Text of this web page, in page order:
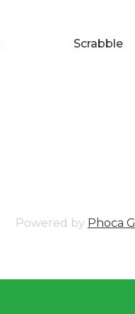
Scrabble
Powered by Phoca